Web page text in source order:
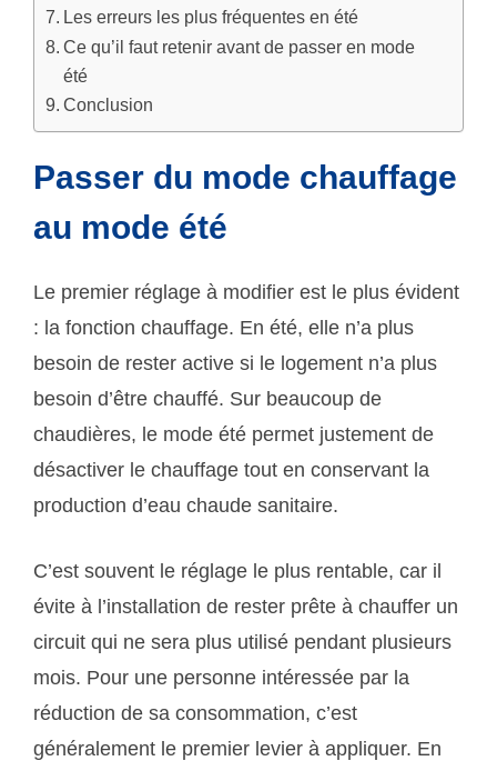
Les erreurs les plus fréquentes en été
Ce qu’il faut retenir avant de passer en mode
été
Conclusion
Passer du mode chauffage
au mode été
Le premier réglage à modifier est le plus évident
: la fonction chauffage. En été, elle n’a plus
besoin de rester active si le logement n’a plus
besoin d’être chauffé. Sur beaucoup de
chaudières, le mode été permet justement de
désactiver le chauffage tout en conservant la
production d’eau chaude sanitaire.
C’est souvent le réglage le plus rentable, car il
évite à l’installation de rester prête à chauffer un
circuit qui ne sera plus utilisé pendant plusieurs
mois. Pour une personne intéressée par la
réduction de sa consommation, c’est
généralement le premier levier à appliquer. En